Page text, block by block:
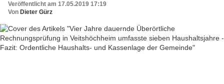
Veröffentlicht am 17.05.2019 17:19
Von Dieter Gürz